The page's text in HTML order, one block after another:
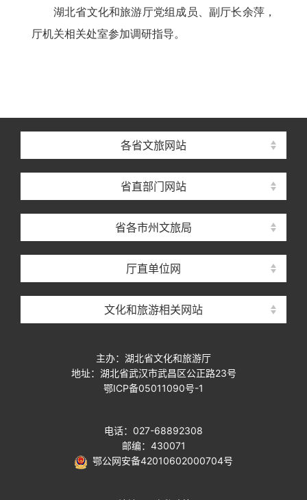
湖北省文化和旅游厅党组成员、副厅长余萍，
厅机关相关处室参加调研指导。
各省文旅网站
省直部门网站
省各市州文旅局
厅直单位网
文化和旅游相关网站
主办：湖北省文化和旅游厅
地址：湖北省武汉市武昌区公正路23号
鄂ICP备05011090号-1
电话：027-68892308
邮编：430071
鄂公网安备42010602000704号